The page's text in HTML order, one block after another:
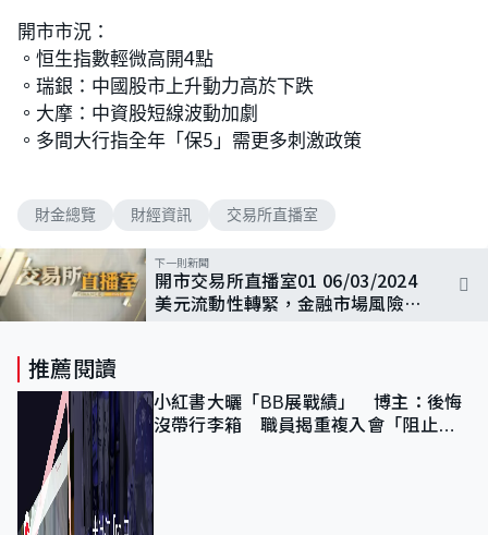
開市市況：
。恒生指數輕微高開4點
。瑞銀：中國股市上升動力高於下跌
。大摩：中資股短線波動加劇
。多間大行指全年「保5」需更多刺激政策
財金總覽 財經資訊 交易所直播室
下一則新聞
開市交易所直播室01 06/03/2024
美元流動性轉緊，金融市場風險升
推薦閱讀
小紅書大曬「BB展戰績」 博主：後悔
沒帶行李箱 職員揭重複入會「阻止唔